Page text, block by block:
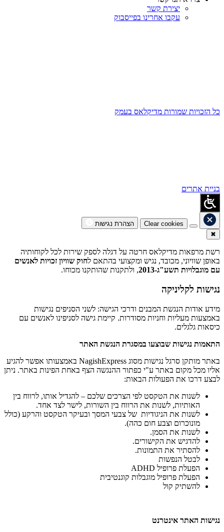
יצירת קשר
עקבו אחרינו בפייסבוק
כל הזכויות שמורות מדיקלאס בעמק
בניית אתרים
Clear cookies
הצהרת נגישות
✖
רשת מרפאות מדיקלאס חרטה על דגלה לספק שירות לכל לקוחותיה
באופן שוויוני, מכובד, נגיש ומקצועי בהתאם לחוק שוויון זכויות לאנשים
עם מוגבלויות תשע"ג-2013
, ולתקנות שהותקנו מכוחו.
נגישות לקליניקה
מידע אודות הנגשת המבנים ודרכי הגישה: לשני הסניפים נגישות
באמצעות מעליות וחניות מסודרות. קיימת גישה לסניפינו לאנשים עם
כיסאות גלגלים.
התאמות נגישות שבוצעו במסגרת הנגשת האתר
באתר מותקן סרגל נגישות מסוג NagishExpress באמצעותו אפשר להגיע
אליו מכל מקום באתר ע"י כפתור ההנגשה הצף באחת הפינות באתר. ניתן
לבצע דרכו את הפעולות הבאות:
לשנות את הטקסט לפי הצרכים שלכם – להגדיל אותו, לרווח בין
האותיות, לשנות את הרווח בין השורות, לישר לצד אחד.
לשנות את הניגודיות של צבעי המסך ובעיקר הטקסט והרקע (כולל
מונוכרום וצבע חום כהה).
לשנות את הסמן.
להדגיש את הקישורים.
להסתיר את התמונות.
לבטל הנפשות
הפעלת פרופיל ADHD
הפעלת פרופיל מוגבלות קוגנטיבית
להשתיק קול
נגישות האתר אינטרנט